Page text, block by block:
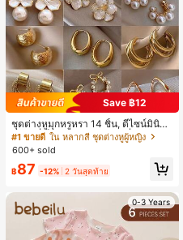
Save ฿12
ชุดต่างหูมุกหรูหรา 14 ชิ้น, ดีไซน์มินิมอ
ลใหม่ที่เป็นเอกลักษณ์ ต่างหูที่สง่างาม
สำหรับผู้หญิง, ของขวัญสำหรับเธอ
#1 ขายดี ใน หลากสี ชุดต่างหูผู้หญิง
600+ sold
฿87 -12% 2 วันสุดท้าย
0-3 Years